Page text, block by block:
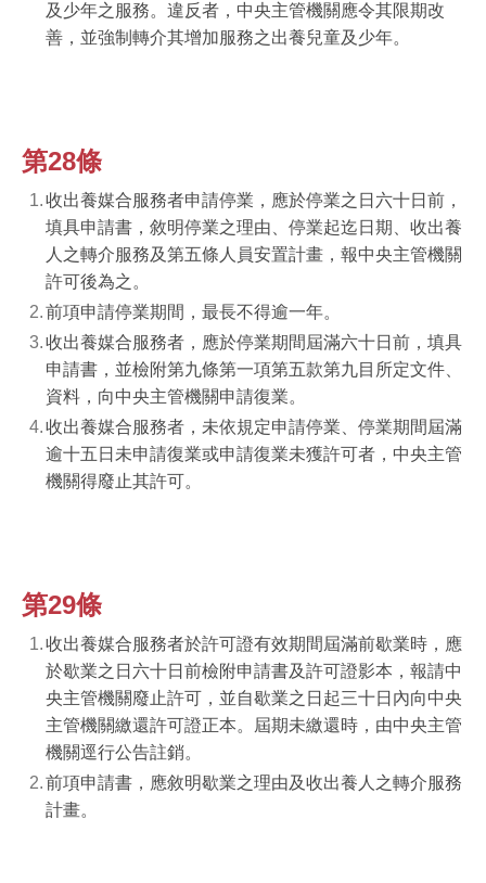
及少年之服務。違反者，中央主管機關應令其限期改
善，並強制轉介其增加服務之出養兒童及少年。
第28條
收出養媒合服務者申請停業，應於停業之日六十日前，
填具申請書，敘明停業之理由、停業起迄日期、收出養
人之轉介服務及第五條人員安置計畫，報中央主管機關
許可後為之。
前項申請停業期間，最長不得逾一年。
收出養媒合服務者，應於停業期間屆滿六十日前，填具
申請書，並檢附第九條第一項第五款第九目所定文件、
資料，向中央主管機關申請復業。
收出養媒合服務者，未依規定申請停業、停業期間屆滿
逾十五日未申請復業或申請復業未獲許可者，中央主管
機關得廢止其許可。
第29條
收出養媒合服務者於許可證有效期間屆滿前歇業時，應
於歇業之日六十日前檢附申請書及許可證影本，報請中
央主管機關廢止許可，並自歇業之日起三十日內向中央
主管機關繳還許可證正本。屆期未繳還時，由中央主管
機關逕行公告註銷。
前項申請書，應敘明歇業之理由及收出養人之轉介服務
計畫。